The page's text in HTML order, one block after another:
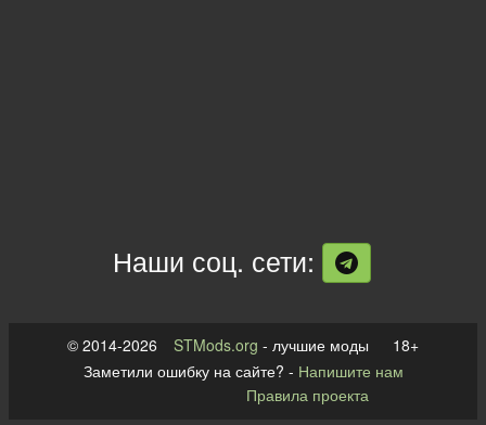
Наши соц. сети:
© 2014-2026 STMods.org - лучшие моды 18+
Заметили ошибку на сайте? - Напишите нам
Правила проекта